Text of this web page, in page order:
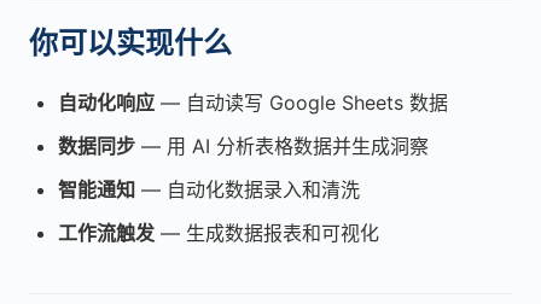
你可以实现什么
自动化响应 — 自动读写 Google Sheets 数据
数据同步 — 用 AI 分析表格数据并生成洞察
智能通知 — 自动化数据录入和清洗
工作流触发 — 生成数据报表和可视化